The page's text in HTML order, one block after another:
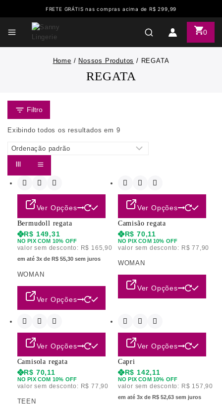
FRETE GRÁTIS nas compras acima de R$ 299,99
0
Home / Nossos Produtos / REGATA
REGATA
Filtro
Exibindo todos os resultados em 9
Ver Opções
Bermudoll regata
R$ 149,31
NO PIX COM 10% OFF
valor sem desconto: R$ 165,90
em até 3x de R$ 55,30 sem juros
WOMAN
Ver Opções
Ver Opções
Camisão regata
R$ 70,11
NO PIX COM 10% OFF
valor sem desconto: R$ 77,90
WOMAN
Ver Opções
Ver Opções
Camisola regata
R$ 70,11
NO PIX COM 10% OFF
valor sem desconto: R$ 77,90
TEEN
Ver Opções
Capri
R$ 142,11
NO PIX COM 10% OFF
valor sem desconto: R$ 157,90
em até 3x de R$ 52,63 sem juros